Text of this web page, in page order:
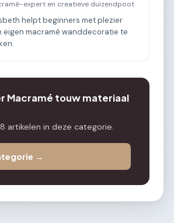
expert en creatieve duizendpoot
helpt beginners met plezier
eigen macramé wanddecoratie te
Macramé touw materiaal
artikelen in deze categorie.
→